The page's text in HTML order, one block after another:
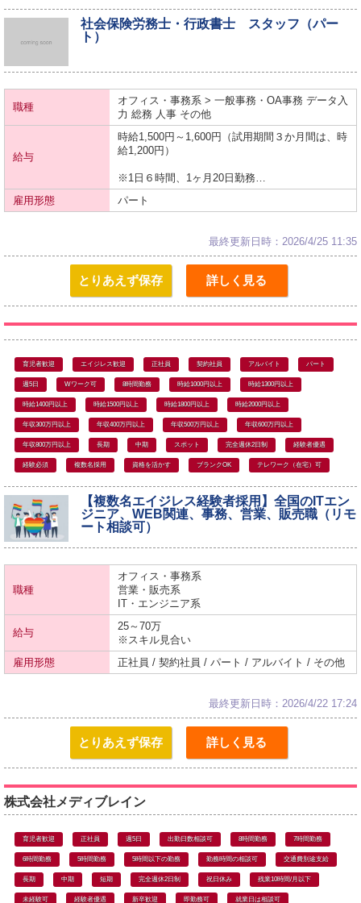
社会保険労務士・行政書士 スタッフ（パー
ト）
職種
オフィス・事務系 > 一般事務・OA事務 データ入
力 総務 人事 その他
給与
時給1,500円～1,600円（試用期間３か月間は、時
給1,200円）
※1日６時間、1ヶ月20日勤務…
雇用形態
パート
最終更新日時：2026/4/25 11:35
とりあえず保存 詳しく見る
育児者歓迎 エイジレス歓迎 正社員 契約社員 アルバイト パート
週5日 Wワーク可 8時間勤務 時給1000円以上 時給1300円以上
時給1400円以上 時給1500円以上 時給1800円以上 時給2000円以上
年収300万円以上 年収400万円以上 年収500万円以上 年収600万円以上
年収800万円以上 長期 中期 スポット 完全週休2日制 経験者優遇
経験必須 複数名採用 資格を活かす ブランクOK テレワーク（在宅）可
【複数名エイジレス経験者採用】全国のITエン
ジニア、WEB関連、事務、営業、販売職（リモ
ート相談可）
職種
オフィス・事務系
営業・販売系
IT・エンジニア系
給与
25～70万
※スキル見合い
雇用形態
正社員 / 契約社員 / パート / アルバイト / その他
最終更新日時：2026/4/22 17:24
とりあえず保存 詳しく見る
株式会社メディブレイン
育児者歓迎 正社員 週5日 出勤日数相談可 8時間勤務 7時間勤務
6時間勤務 5時間勤務 5時間以下の勤務 勤務時間の相談可 交通費別途支給
長期 中期 短期 完全週休2日制 祝日休み 残業10時間/月以下
未経験可 経験者優遇 新卒歓迎 即勤務可 就業日は相談可